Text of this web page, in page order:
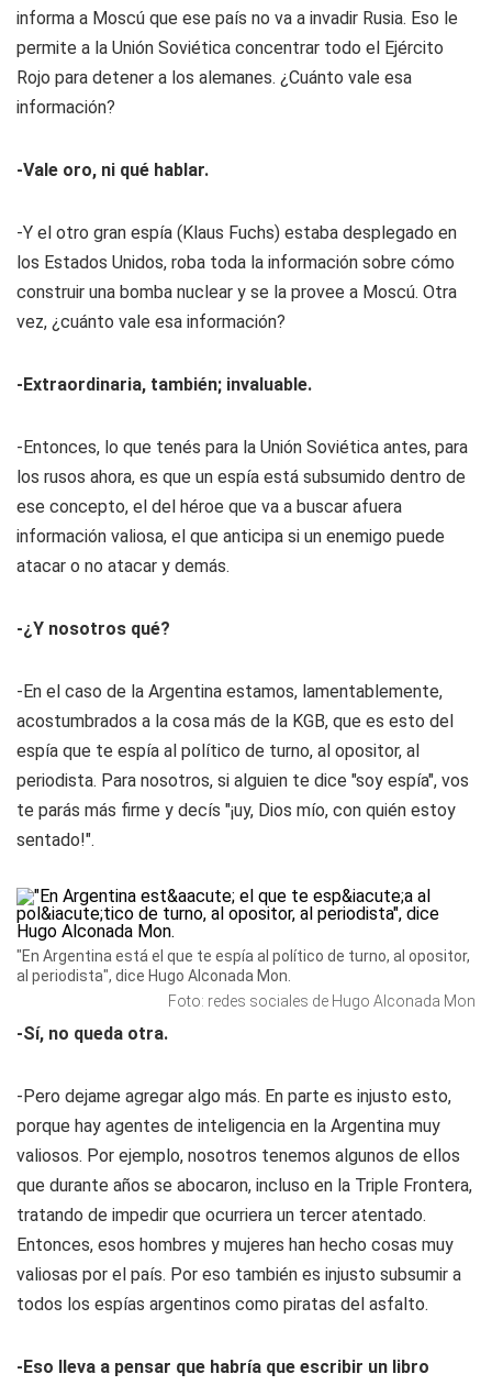
informa a Moscú que ese país no va a invadir Rusia. Eso le
permite a la Unión Soviética concentrar todo el Ejército
Rojo para detener a los alemanes. ¿Cuánto vale esa
información?
-Vale oro, ni qué hablar.
-Y el otro gran espía (Klaus Fuchs) estaba desplegado en
los Estados Unidos, roba toda la información sobre cómo
construir una bomba nuclear y se la provee a Moscú. Otra
vez, ¿cuánto vale esa información?
-Extraordinaria, también; invaluable.
-Entonces, lo que tenés para la Unión Soviética antes, para
los rusos ahora, es que un espía está subsumido dentro de
ese concepto, el del héroe que va a buscar afuera
información valiosa, el que anticipa si un enemigo puede
atacar o no atacar y demás.
-¿Y nosotros qué?
-En el caso de la Argentina estamos, lamentablemente,
acostumbrados a la cosa más de la KGB, que es esto del
espía que te espía al político de turno, al opositor, al
periodista. Para nosotros, si alguien te dice "soy espía", vos
te parás más firme y decís "¡uy, Dios mío, con quién estoy
sentado!".
"En Argentina está el que te espía al político de turno, al opositor,
al periodista", dice Hugo Alconada Mon.
Foto: redes sociales de Hugo Alconada Mon
-Sí, no queda otra.
-Pero dejame agregar algo más. En parte es injusto esto,
porque hay agentes de inteligencia en la Argentina muy
valiosos. Por ejemplo, nosotros tenemos algunos de ellos
que durante años se abocaron, incluso en la Triple Frontera,
tratando de impedir que ocurriera un tercer atentado.
Entonces, esos hombres y mujeres han hecho cosas muy
valiosas por el país. Por eso también es injusto subsumir a
todos los espías argentinos como piratas del asfalto.
-Eso lleva a pensar que habría que escribir un libro